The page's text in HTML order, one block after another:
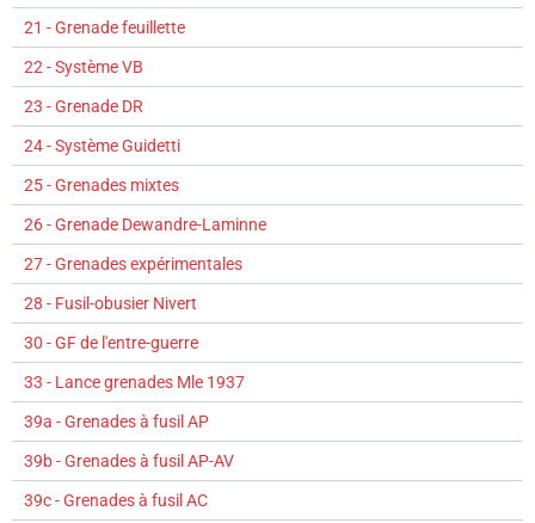
21 - Grenade feuillette
22 - Système VB
23 - Grenade DR
24 - Système Guidetti
25 - Grenades mixtes
26 - Grenade Dewandre-Laminne
27 - Grenades expérimentales
28 - Fusil-obusier Nivert
30 - GF de l'entre-guerre
33 - Lance grenades Mle 1937
39a - Grenades à fusil AP
39b - Grenades à fusil AP-AV
39c - Grenades à fusil AC